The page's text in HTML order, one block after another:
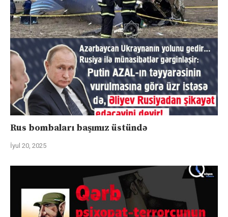
Rus bombaları başımız üstündə
İyul 20, 2025